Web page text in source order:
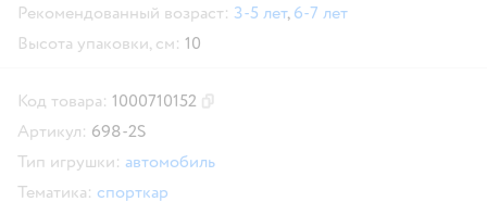
Рекомендованный возраст: 3-5 лет, 6-7 лет
Высота упаковки, см: 10
Код товара: 1000710152
Артикул: 698-2S
Тип игрушки: автомобиль
Тематика: спорткар